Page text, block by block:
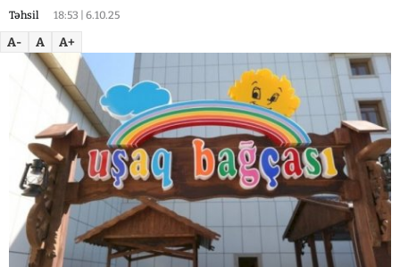
Təhsil 18:53 | 6.10.25
A- A A+